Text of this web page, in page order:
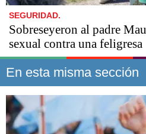
SEGURIDAD.
Sobreseyeron al padre
sexual contra una feligresa
En esta misma sección